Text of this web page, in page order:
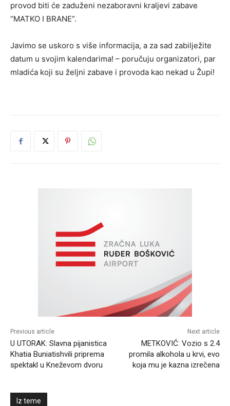
provod biti će zaduženi nezaboravni kraljevi zabave
“MATKO I BRANE”.
Javimo se uskoro s više informacija, a za sad zabilježite
datum u svojim kalendarima! – poručuju organizatori, par
mladića koji su željni zabave i provoda kao nekad u Župi!
Previous article
U UTORAK: Slavna pijanistica
Khatia Buniatishvili priprema
spektakl u Kneževom dvoru
Next article
METKOVIĆ: Vozio s 2.4
promila alkohola u krvi, evo
koja mu je kazna izrečena
Iz teme